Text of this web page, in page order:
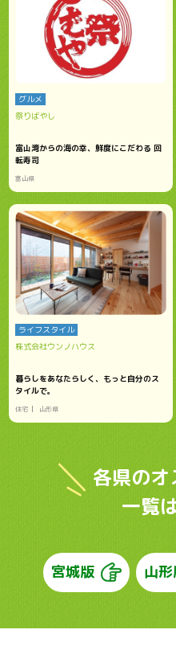
グルメ
祭りばやし
富山湾からの海の幸、鮮度にこだわる 回
転寿司
富山県
ライフスタイル
株式会社ウンノハウス
暮らしをあなたらしく、もっと自分のス
タイルで。
住宅 山形県
各県の
一覧
宮城版 山